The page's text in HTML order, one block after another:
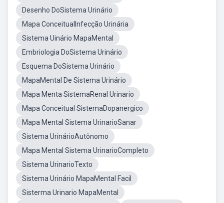
Desenho DoSistema Urinário
Mapa ConceitualInfecção Urinária
Sistema Uinário MapaMental
Embriologia DoSistema Urinário
Esquema DoSistema Urinário
MapaMental De Sistema Urinário
Mapa Menta SistemaRenal Urinario
Mapa Conceitual SistemaDopanergico
Mapa Mental Sistema UrinarioSanar
Sistema UrinárioAutônomo
Mapa Mental Sistema UrinarioCompleto
Sistema UrinarioTexto
Sistema Urinário MapaMental Facil
Sisterma Urinario MapaMental